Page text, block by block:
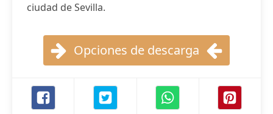
ciudad de Sevilla.
Opciones de descarga